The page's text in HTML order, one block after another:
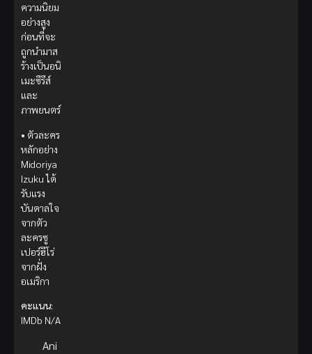
ความนิยม
อย่างสูง
ก่อนที่จะ
ถูกนำมาส
ร้างเป็นอนิ
เมะซีรีส์
และ
ภาพยนตร์
• ตัวละคร
หลักอย่าง
Midoriya
Izuku ได้
รับแรง
บันดาลใจ
จากตัว
ละครซู
เปอร์ฮีโร่
จากฝั่ง
อเมริกา
คะแนน:
IMDb N/A
Ani